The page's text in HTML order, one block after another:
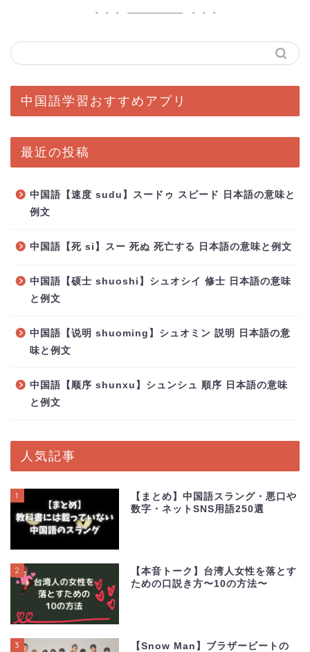
中国語学習おすすめアプリ
最近の投稿
中国語【速度 sudu】スードゥ スピード 日本語の意味と
例文
中国語【死 si】スー 死ぬ 死亡する 日本語の意味と例文
中国語【硕士 shuoshi】シュオシイ 修士 日本語の意味
と例文
中国語【说明 shuoming】シュオミン 説明 日本語の意
味と例文
中国語【顺序 shunxu】シュンシュ 順序 日本語の意味
と例文
人気記事
1
【まとめ】中国語スラング・悪口や
数字・ネットSNS用語250選
2
【本音トーク】台湾人女性を落とす
ための口説き方〜10の方法〜
3
【Snow Man】ブラザービートの